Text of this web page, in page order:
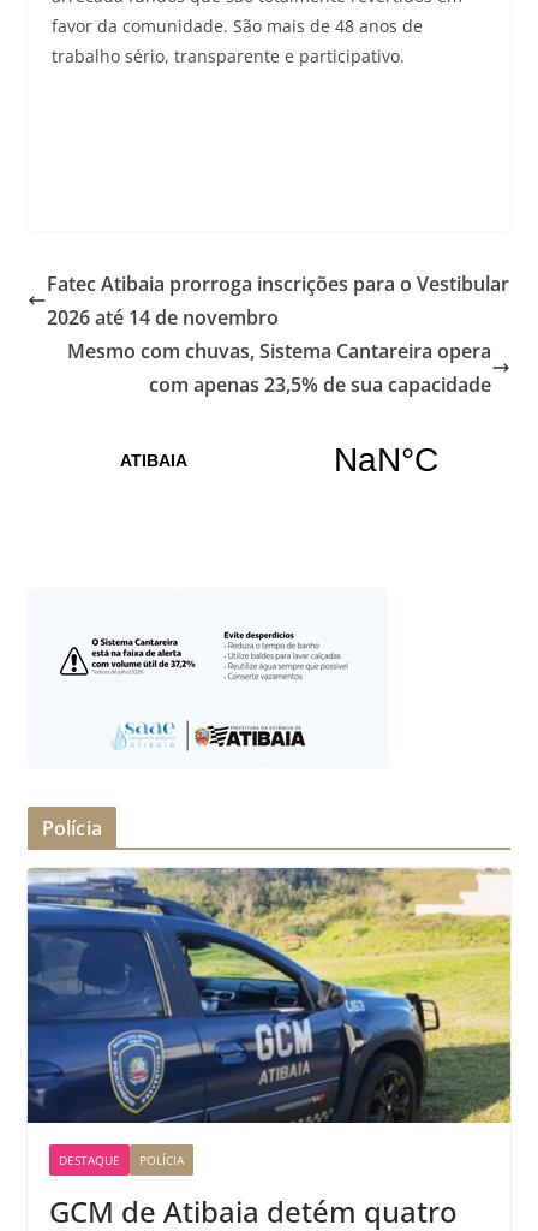
favor da comunidade. São mais de 48 anos de
trabalho sério, transparente e participativo.
Fatec Atibaia prorroga inscrições para o Vestibular
2026 até 14 de novembro
Mesmo com chuvas, Sistema Cantareira opera
com apenas 23,5% de sua capacidade
Polícia
DESTAQUE POLÍCIA
GCM de Atibaia detém quatro